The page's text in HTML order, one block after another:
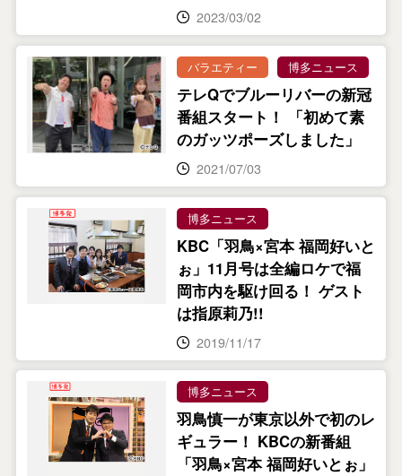
2023/03/02
バラエティー 博多ニュース
テレQでブルーリバーの新冠
番組スタート！ 「初めて素
のガッツポーズしました」
2021/07/03
博多ニュース
KBC「羽鳥×宮本 福岡好いと
ぉ」11月号は全編ロケで福
岡市内を駆け回る！ ゲスト
は指原莉乃!!
2019/11/17
博多ニュース
羽鳥慎一が東京以外で初のレ
ギュラー！ KBCの新番組
「羽鳥×宮本 福岡好いとぉ」